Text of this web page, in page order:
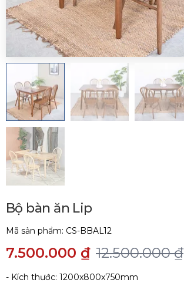
Bộ bàn ăn Lip
Mã sản phẩm: CS-BBAL12
7.500.000 ₫ 12.500.000 ₫
- Kích thước: 1200x800x750mm